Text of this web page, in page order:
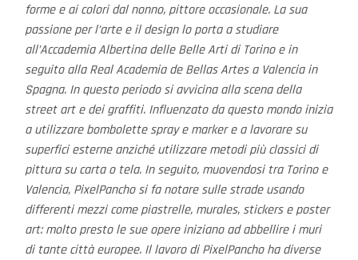
forme e ai colori dal nonno, pittore occasionale. La sua
passione per l’arte e il design lo porta a studiare
all’Accademia Albertina delle Belle Arti di Torino e in
seguito alla Real Academia de Bellas Artes a Valencia in
Spagna. In questo periodo si avvicina alla scena della
street art e dei graffiti. Influenzato da questo mondo inizia
a utilizzare bombolette spray e marker e a lavorare su
superfici esterne anziché utilizzare metodi più classici di
pittura su carta o tela. In seguito, muovendosi tra Torino e
Valencia, PixelPancho si fa notare sulle strade usando
differenti mezzi come piastrelle, murales, stickers e poster
art: molto presto le sue opere iniziano ad abbellire i muri
di tante città europee. Il lavoro di PixelPancho ha diverse